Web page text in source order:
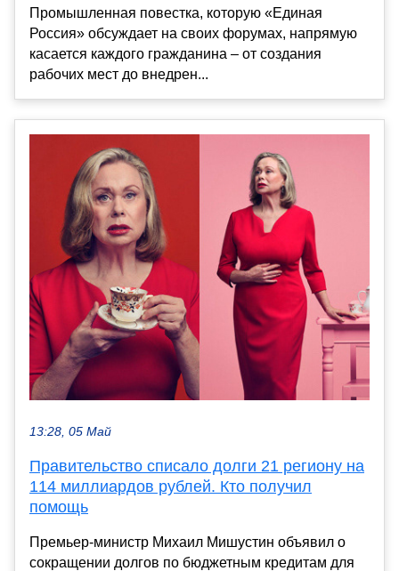
Промышленная повестка, которую «Единая
Россия» обсуждает на своих форумах, напрямую
касается каждого гражданина – от создания
рабочих мест до внедрен...
13:28, 05 Май
Правительство списало долги 21 региону на
114 миллиардов рублей. Кто получил
помощь
Премьер-министр Михаил Мишустин объявил о
сокращении долгов по бюджетным кредитам для